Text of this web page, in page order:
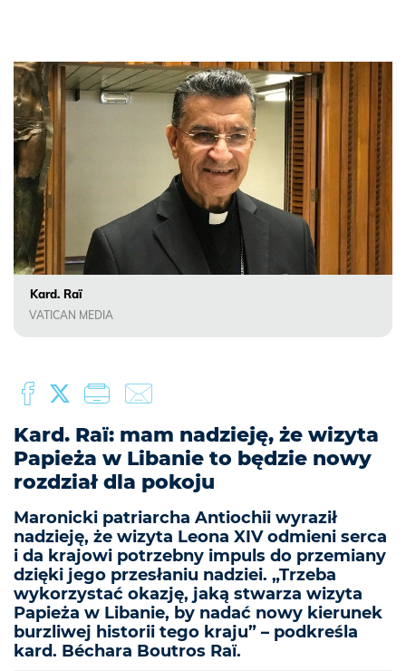
Kard. Raï
VATICAN MEDIA
Kard. Raï: mam nadzieję, że wizyta
Papieża w Libanie to będzie nowy
rozdział dla pokoju
Maronicki patriarcha Antiochii wyraził
nadzieję, że wizyta Leona XIV odmieni serca
i da krajowi potrzebny impuls do przemiany
dzięki jego przesłaniu nadziei. „Trzeba
wykorzystać okazję, jaką stwarza wizyta
Papieża w Libanie, by nadać nowy kierunek
burzliwej historii tego kraju” – podkreśla
kard. Béchara Boutros Raï.